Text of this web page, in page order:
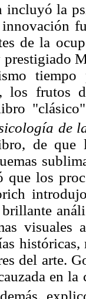
incluyó la
de la
tiempo
los frutos
de
de que
que los
del arte.
en